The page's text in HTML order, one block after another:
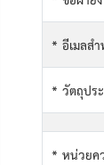
* อีเมลส
* วัตถุปร
* หน่วยค